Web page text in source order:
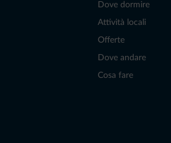
Dove dormire
Attività locali
Offerte
Dove andare
Cosa fare